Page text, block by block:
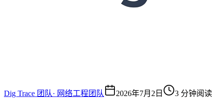
Dig Trace 团队· 网络工程团队 2026年7月2日 3 分钟阅读